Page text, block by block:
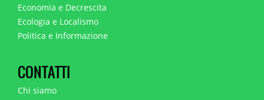
Economia e Decrescita
Ecologia e Localismo
Politica e Informazione
CONTATTI
Chi siamo